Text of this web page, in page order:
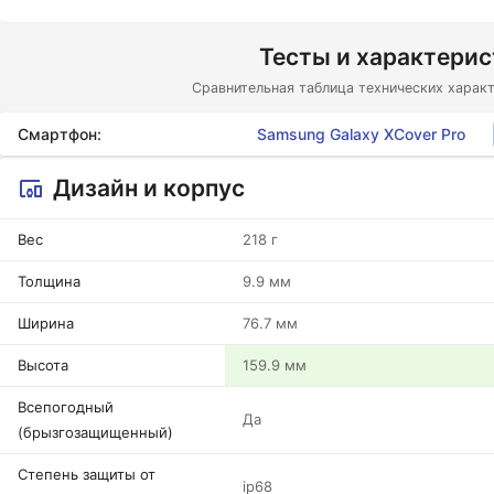
Тесты и
Сравнительная таблица технических
Смартфон: Samsung Galaxy XCover Pro
Дизайн и корпус
Вес 218 г
Толщина 9.9 мм
Ширина 76.7 мм
Высота 159.9 мм
Всепогодный
(брызгозащищенный)
Да
Степень защиты от
ip68